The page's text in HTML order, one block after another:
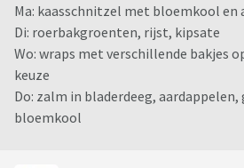
Ma: kaasschnitzel met bloemkool en
Di: roerbakgroenten, rijst, kipsate
Wo: wraps met verschillende bakjes
keuze
Do: zalm in bladerdeeg,
bloemkool